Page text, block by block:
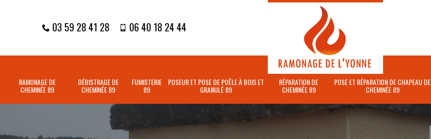
03 59 28 41 28 06 40 18 24 44
RAMONAGE DE
CHEMINÉE 89
DÉBISTRAGE DE
CHEMINÉE 89
FUMISTERIE
89
POSEUR ET POSE DE POÊLE À BOIS ET
GRANULÉ 89
RÉPARATION DE
CHEMINÉE 89
POSE ET RÉPARATION DE CHAPEAU DE
CHEMINÉE 89